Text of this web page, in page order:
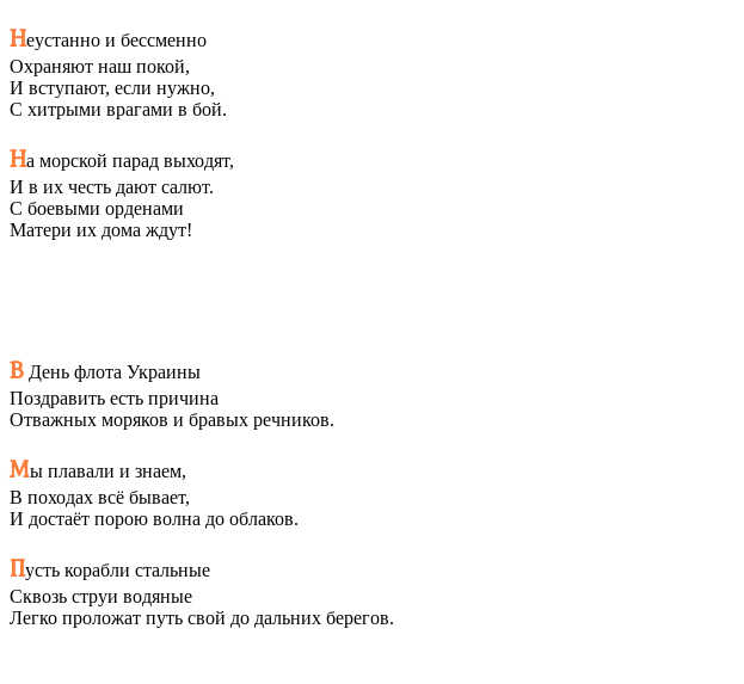
Неустанно и бессменно
Охраняют наш покой,
И вступают, если нужно,
С хитрыми врагами в бой.
На морской парад выходят,
И в их честь дают салют.
С боевыми орденами
Матери их дома ждут!
В День флота Украины
Поздравить есть причина
Отважных моряков и бравых речников.
Мы плавали и знаем,
В походах всё бывает,
И достаёт порою волна до облаков.
Пусть корабли стальные
Сквозь струи водяные
Легко проложат путь свой до дальних берегов.